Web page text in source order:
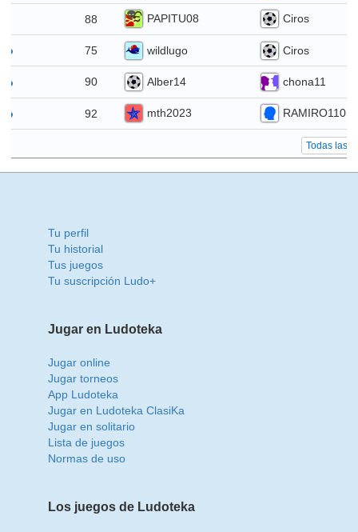
88 PAPITU08 Ciros
75 wildlugo Ciros
90 Alber14 chona11
92 mth2023 RAMIRO1105
Todas las
Tu perfil
Tu historial
Tus juegos
Tu suscripción Ludo+
Jugar en Ludoteka
Jugar online
Jugar torneos
App Ludoteka
Jugar en Ludoteka ClasiKa
Jugar en solitario
Lista de juegos
Normas de uso
Los juegos de Ludoteka